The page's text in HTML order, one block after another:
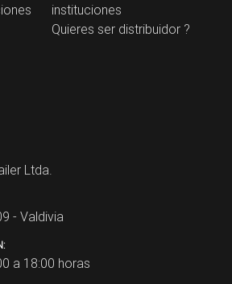
instituciones
Quieres ser distribuidor ?
Ltda.
- Valdivia
a 18:00 horas